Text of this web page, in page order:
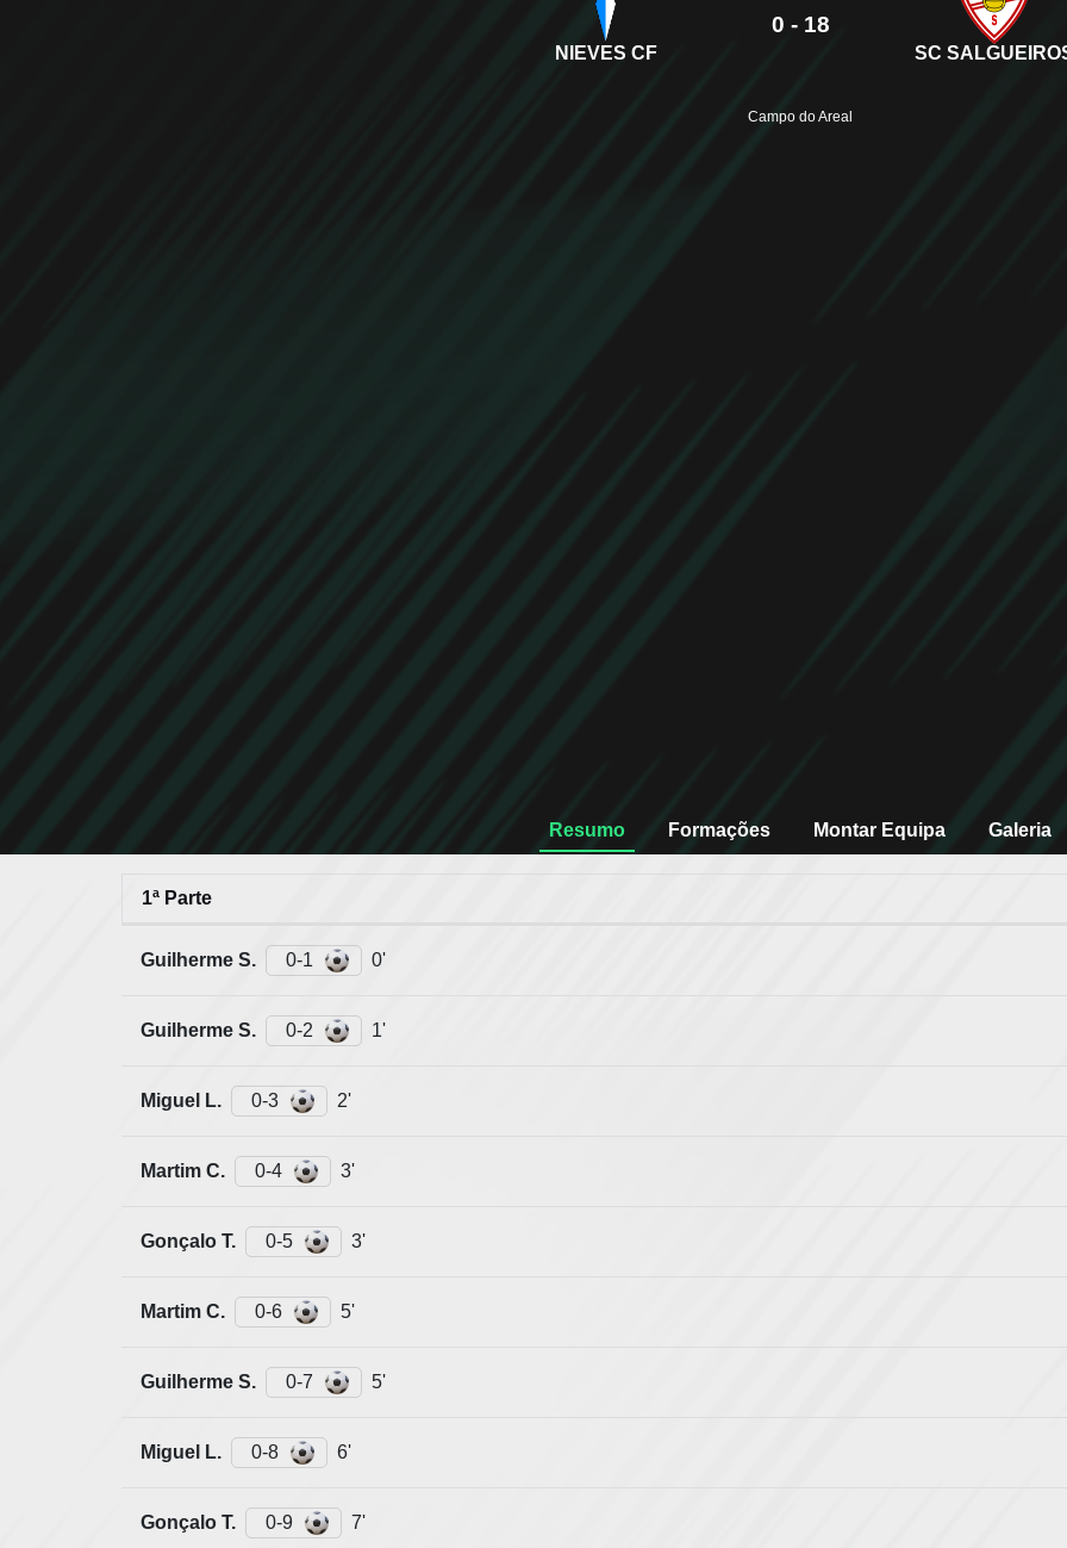
NIEVES CF
0 - 18
SC
Campo do Areal
Resumo Formações Montar Equipa Galeria
1ª Parte
Guilherme S. 0-1 0'
Guilherme S. 0-2 1'
Miguel L. 0-3 2'
Martim C. 0-4 3'
Gonçalo T. 0-5 3'
Martim C. 0-6 5'
Guilherme S. 0-7 5'
Miguel L. 0-8 6'
Gonçalo T. 0-9 7'